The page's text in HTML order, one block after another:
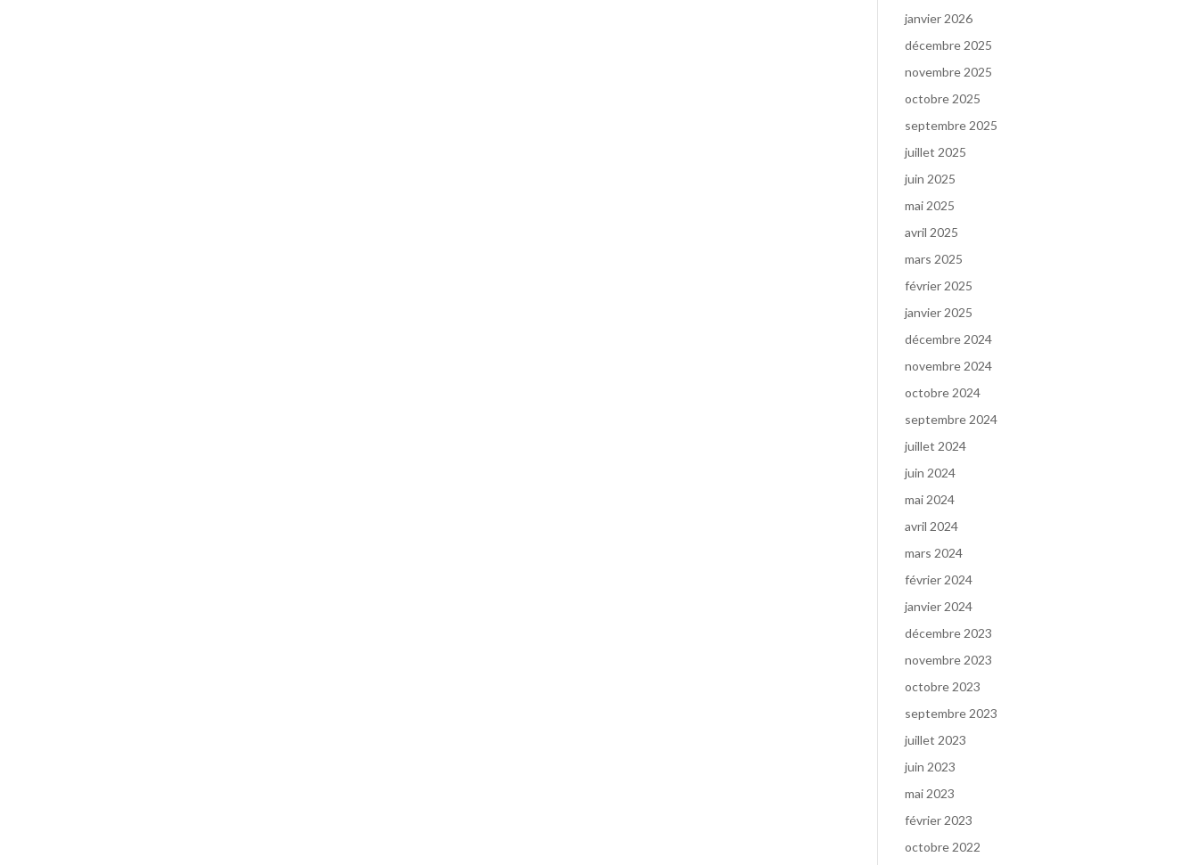
janvier 2026
décembre 2025
novembre 2025
octobre 2025
septembre 2025
juillet 2025
juin 2025
mai 2025
avril 2025
mars 2025
février 2025
janvier 2025
décembre 2024
novembre 2024
octobre 2024
septembre 2024
juillet 2024
juin 2024
mai 2024
avril 2024
mars 2024
février 2024
janvier 2024
décembre 2023
novembre 2023
octobre 2023
septembre 2023
juillet 2023
juin 2023
mai 2023
février 2023
octobre 2022